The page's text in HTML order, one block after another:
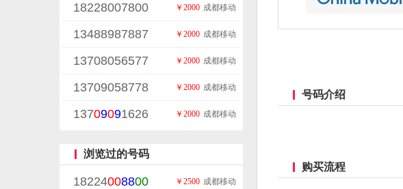
18228007800 成都移动
￥2000
13488987887 成都移动
￥2000
13708056577 成都移动
￥2000
13709058778 成都移动
￥2000
13709091626 成都移动
￥2000
浏览过的号码
18224008800 成都移动
￥2500
号码介绍
购买流程